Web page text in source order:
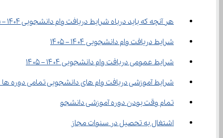
هر آنچه که باید درباه شرایط دریافت وام دانشجویی 1404 – 1405 بدانید!
شرایط دریافت وام دانشجویی ۱۴۰۴ – ۱۴۰۵
شرایط عمومی دریافت وام دانشجویی ۱۴۰۴ – ۱۴۰۵
شرایط آموزشی دریافت وام های دانشجویی تمامی دوره ها 1404 – 1405
تمام وقت بودن دوره آموزشی دانشجو
اشتغال به تحصیل در سنوات مجاز